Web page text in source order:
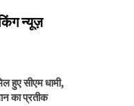
न्यूज़
हुए सीएम धामी,
का प्रतीक